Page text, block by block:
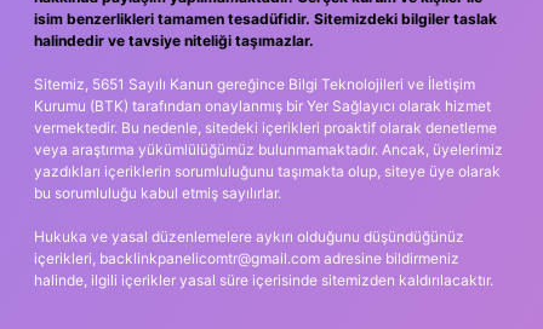
isim benzerlikleri tamamen tesadüfidir. Sitemizdeki bilgiler taslak
halindedir ve tavsiye niteliği taşımazlar.
Sitemiz, 5651 Sayılı Kanun gereğince Bilgi Teknolojileri ve İletişim
Kurumu (BTK) tarafından onaylanmış bir Yer Sağlayıcı olarak hizmet
vermektedir. Bu nedenle, sitedeki içerikleri proaktif olarak denetleme
veya araştırma yükümlülüğümüz bulunmamaktadır. Ancak, üyelerimiz
yazdıkları içeriklerin sorumluluğunu taşımakta olup, siteye üye olarak
bu sorumluluğu kabul etmiş sayılırlar.
Hukuka ve yasal düzenlemelere aykırı olduğunu düşündüğünüz
içerikleri, backlinkpanelicomtr@gmail.com adresine bildirmeniz
halinde, ilgili içerikler yasal süre içerisinde sitemizden kaldırılacaktır.